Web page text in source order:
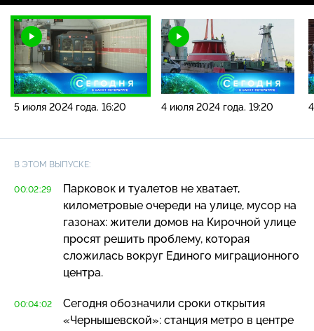
5 июля 2024 года. 16:20 4 июля 2024 года. 19:20
В ЭТОМ ВЫПУСКЕ:
00:02:29
Парковок и туалетов не хватает,
километровые очереди на улице, мусор на
газонах: жители домов на Кирочной улице
просят решить проблему, которая
сложилась вокруг Единого миграционного
центра.
00:04:02
Сегодня обозначили сроки открытия
«Чернышевской»: станция метро в центре